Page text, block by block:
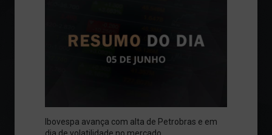
Ibovespa avança com alta de Petrobras e em